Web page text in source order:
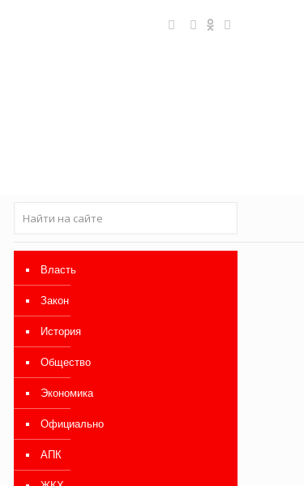
Власть
Закон
История
Общество
Экономика
Официально
АПК